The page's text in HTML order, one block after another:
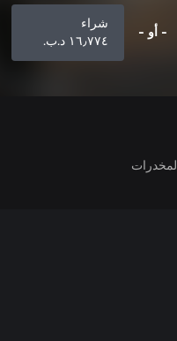
- أو -
شراء
١٦٫٧٧٤ د.ب.‏